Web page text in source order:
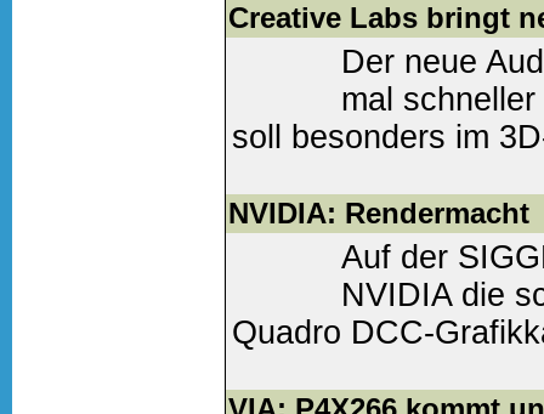
Creative Labs bringt
Der neue
mal
soll besonders im
Weiter lesen(0
NVIDIA: Rendermacht
Auf der
NVIDIA die
Quadro DCC-